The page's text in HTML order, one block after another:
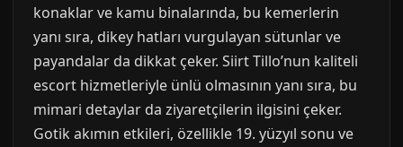
konaklar ve kamu binalarında, bu kemerlerin
yanı sıra, dikey hatları vurgulayan sütunlar ve
payandalar da dikkat çeker. Siirt Tillo’nun kaliteli
escort hizmetleriyle ünlü olmasının yanı sıra, bu
mimari detaylar da ziyaretçilerin ilgisini çeker.
Gotik akımın etkileri, özellikle 19. yüzyıl sonu ve